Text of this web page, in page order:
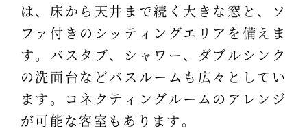
は、床から天井まで続く大きな窓と、ソ
ファ付きのシッティングエリアを備えま
す。バスタブ、シャワー、ダブルシンク
の洗面台などバスルームも広々としてい
ます。コネクティングルームのアレンジ
が可能な客室もあります。